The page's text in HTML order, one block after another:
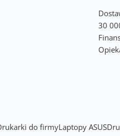
30
do firmyLaptopy ASUS